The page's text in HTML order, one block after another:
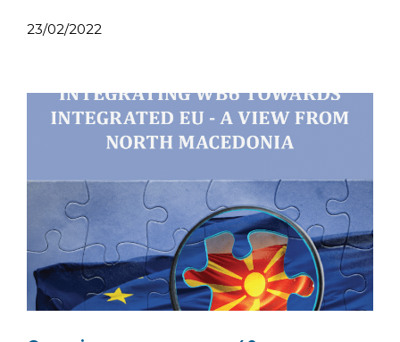
23/02/2022